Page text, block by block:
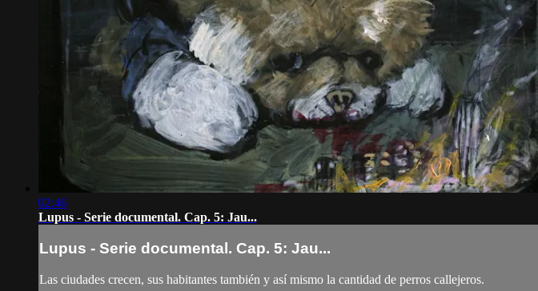
02:46
Lupus - Serie documental. Cap. 5: Jau...
Lupus - Serie documental. Cap. 5: Jau...
Las ciudades crecen, sus habitantes también y así mismo la cantidad de perros callejeros.